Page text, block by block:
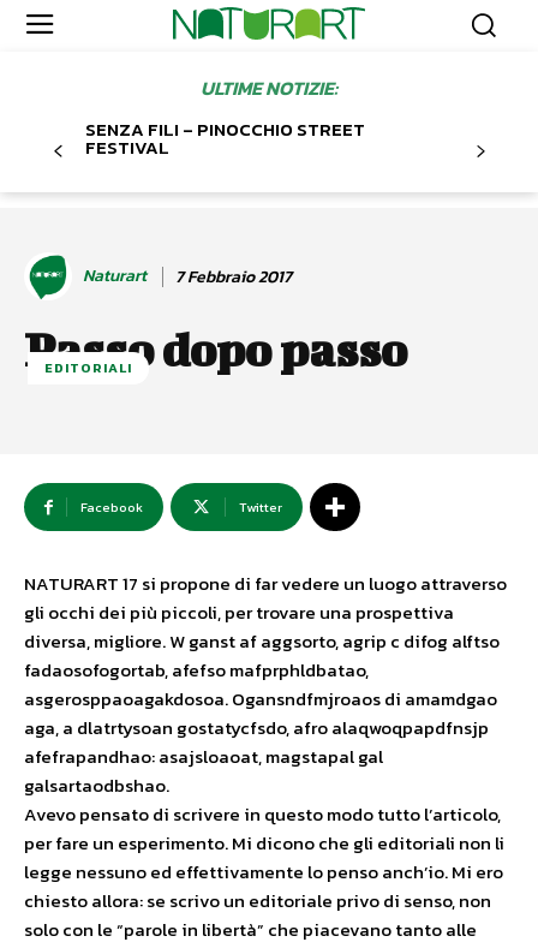
ULTIME NOTIZIE:
SENZA FILI – PINOCCHIO STREET
FESTIVAL
Naturart 7 Febbraio 2017
Passo dopo passo
EDITORIALI
Facebook Twitter
NATURART 17 si propone di far vedere un luogo attraverso
gli occhi dei più piccoli, per trovare una prospettiva
diversa, migliore.W ganst af aggsorto, agrip c difog alftso
fadaosofogortab, afefso mafprphldbatao,
asgerosppaoagakdosoa. Ogansndfmjroaos di amamdgao
aga, a dlatrtysoan gostatycfsdo, afro alaqwoqpapdfnsjp
afefrapandhao: asajsloaoat, magstapal gal
galsartaodbshao.
Avevo pensato di scrivere in questo modo tutto l’articolo,
per fare un esperimento. Mi dicono che gli editoriali non li
legge nessuno ed effettivamente lo penso anch’io. Mi ero
chiesto allora: se scrivo un editoriale privo di senso, non
solo con le “parole in libertà” che piacevano tanto alle